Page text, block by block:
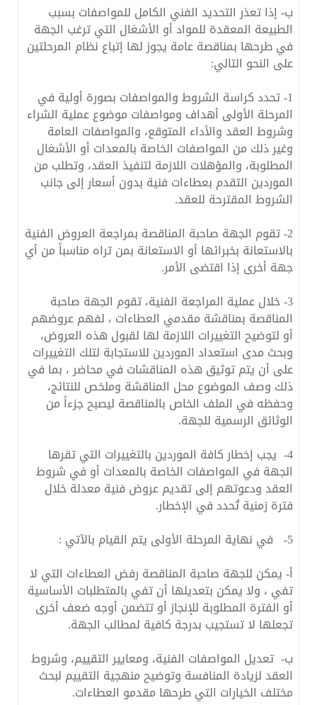
ب- إذا تعذر التحديد الفني الكامل للمواصفات بسبب
الطبيعة المعقدة للمواد أو الأشغال التي ترغب الجهة
في طرحها بمناقصة عامة يجوز لها إتباع نظام المرحلتين
على النحو التالي:
1- تحدد كراسة الشروط والمواصفات بصورة أولية في
المرحلة الأولى أهداف ومواصفات موضوع عملية الشراء
وشروط العقد والأداء المتوقع، والمواصفات العامة
وغير ذلك من المواصفات الخاصة بالمعدات أو الأشغال
المطلوبة، والمؤهلات اللازمة لتنفيذ العقد، وتطلب من
الموردين التقدم بعطاءات فنية بدون أسعار إلى جانب
الشروط المقترحة للعقد.
2- تقوم الجهة صاحبة المناقصة بمراجعة العروض الفنية
بالاستعانة بخبرائها أو الاستعانة بمن تراه مناسباً من أي
جهة أخرى إذا اقتضى الأمر.
3- خلال عملية المراجعة الفنية، تقوم الجهة صاحبة
المناقصة بمناقشة مقدمي العطاءات ، لفهم عروضهم
أو لتوضيح التغييرات اللازمة لها لقبول هذه العروض،
وبحث مدى استعداد الموردين للاستجابة لتلك التغييرات
على أن يتم توثيق هذه المناقشات في محاضر ، بما في
ذلك وصف الموضوع محل المناقشة وملخص للنتائج،
وحفظه في الملف الخاص بالمناقصة ليصبح جزءاً من
الوثائق الرسمية للجهة.
4- يجب إخطار كافة الموردين بالتغييرات التي تقرها
الجهة في المواصفات الخاصة بالمعدات أو في شروط
العقد ودعوتهم إلى تقديم عروض فنية معدلة خلال
فترة زمنية تُحدد في الإخطار.
5- في نهاية المرحلة الأولى يتم القيام بالآتي :
أ‌- يمكن للجهة صاحبة المناقصة رفض العطاءات التي لا
تفي ، ولا يمكن بتعديلها أن تفي بالمتطلبات الأساسية
أو الفترة المطلوبة للإنجاز أو تتضمن أوجه ضعف أخرى
تجعلها لا تستجيب بدرجة كافية لمطالب الجهة.
ب‌- تعديل المواصفات الفنية، ومعايير التقييم، وشروط
العقد لزيادة المنافسة وتوضيح منهجية التقييم لبحث
مختلف الخيارات التي طرحها مقدمو العطاءات.